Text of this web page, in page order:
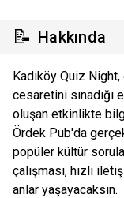
📝 Hakkında
Kadıköy Quiz
cesaretini sınadığı
oluşan etkinlikte
Ördek Pub'da
popüler kültür
çalışması, hızlı
anlar yaşayacaksın.